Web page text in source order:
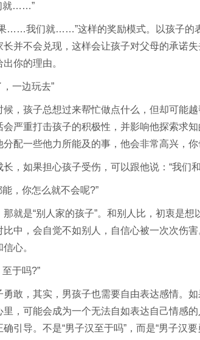
就……”
……我们就……”这样的奖励模式。以孩子的
长并不会兑现，这样会让孩子对父母的承诺
你的理由。
一边玩去”
候，孩子总想过来帮忙做点什么，但却可能
严重打击孩子的积极性，并影响他探索求
配一些他力所能及的事，他会非常高兴，你
，如果担心孩子受伤，可以跟他说：“我们和
，你怎么就不会呢?”
就是“别人家的孩子”。和别人比，初衷是想
中，会自觉不如别人，自信心被一次次伤
心。
于吗?”
勇敢，其实，男孩子也需要自由表达感情。
里，可能会成为一个无法自如表达自己情感
引导。不是“男子汉至于吗”，而是“男子汉要